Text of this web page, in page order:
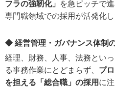
フラの強靭化」 を急ピッチで
専門職領域での採用が活発化し
◆ 経営管理・ガバナンス体制
経理、財務、人事、法務とい
る事務作業にとどまらず、 プ
を担える「総合職」の採用に